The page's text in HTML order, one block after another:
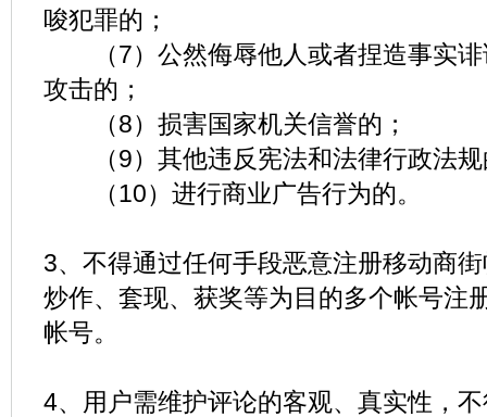
唆犯罪的；
（7）公然侮辱他人或者捏造事实诽
攻击的；
（8）损害国家机关信誉的；
（9）其他违反宪法和法律行政法规
（10）进行商业广告行为的。
3、不得通过任何手段恶意注册移动商
炒作、套现、获奖等为目的多个帐号注
帐号。
4、用户需维护评论的客观、真实性，